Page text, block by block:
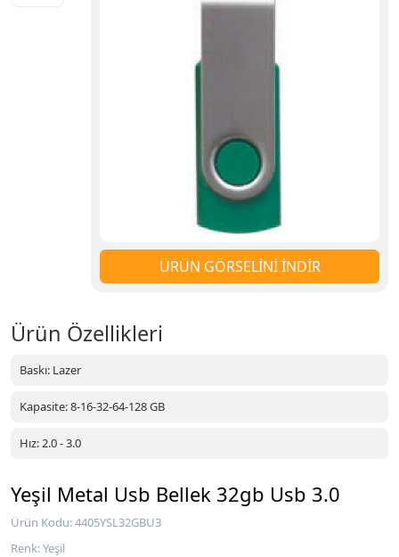
ÜRÜN GÖRSELİNİ İNDİR
Ürün Özellikleri
Baskı: Lazer
Kapasite: 8-16-32-64-128 GB
Hız: 2.0 - 3.0
Yeşil Metal Usb Bellek 32gb Usb 3.0
Ürün Kodu: 4405YSL32GBU3
Renk: Yeşil